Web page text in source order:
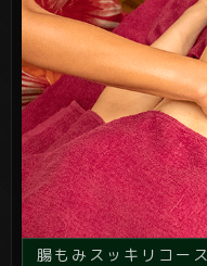
腸もみスッキリコース